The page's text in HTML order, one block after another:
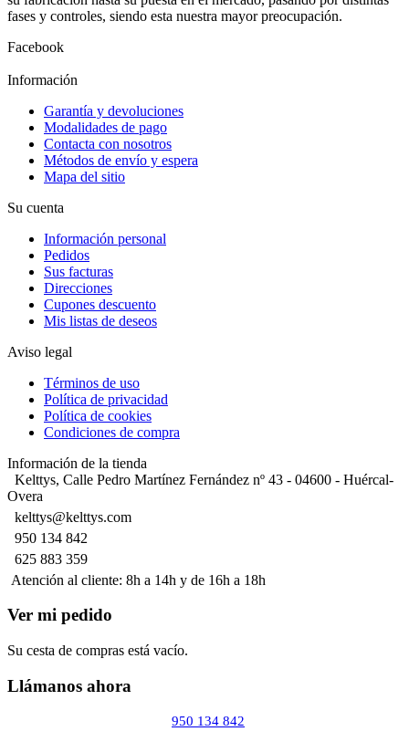
fases y controles, siendo esta nuestra mayor preocupación.
Facebook
Información
Garantía y devoluciones
Modalidades de pago
Contacta con nosotros
Métodos de envío y espera
Mapa del sitio
Su cuenta
Información personal
Pedidos
Sus facturas
Direcciones
Cupones descuento
Mis listas de deseos
Aviso legal
Términos de uso
Política de privacidad
Política de cookies
Condiciones de compra
Información de la tienda
Kelttys, Calle Pedro Martínez Fernández nº 43 - 04600 - Huércal-
Overa
kelttys@kelttys.com
950 134 842
625 883 359
Atención al cliente: 8h a 14h y de 16h a 18h
Ver mi pedido
Su cesta de compras está vacío.
Llámanos ahora
950 134 842